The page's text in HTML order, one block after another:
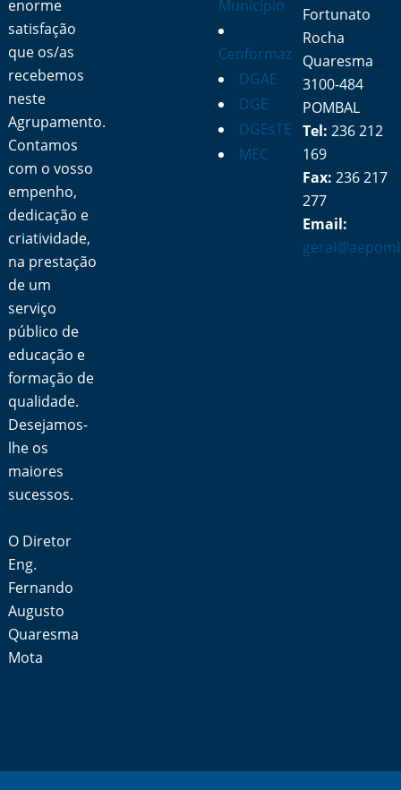
enorme
satisfação
que os/as
recebemos
neste
Agrupamento.
Contamos
com o vosso
empenho,
dedicação e
criatividade,
na prestação
de um
serviço
público de
educação e
formação de
qualidade.
Desejamos-
lhe os
maiores
sucessos.
O Diretor
Eng.
Fernando
Augusto
Quaresma
Mota
Município
Cenformaz
DGAE
DGE
DGEsTE
MEC
Fortunato
Rocha
Quaresma
3100-484
POMBAL
Tel: 236 212
169
Fax: 236 217
277
Email: